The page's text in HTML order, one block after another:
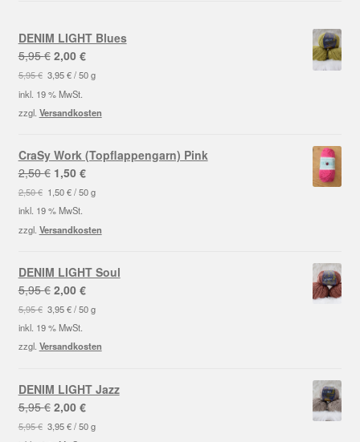
DENIM LIGHT Blues
5,95€ Ursprünglicher
Preis
war:
5,95 €
2,00 €Aktueller
Preis
2,00 €.
5,95€ 3,95€/50 g
inkl. 19 % MwSt.
zzgl. Versandkosten
CraSy Work (Topflappengarn) Pink
2,50€ Ursprünglicher
Preis
war:
2,50 €
1,50 €Aktueller
Preis
1,50 €.
2,50€ 1,50€/50 g
inkl. 19 % MwSt.
zzgl. Versandkosten
DENIM LIGHT Soul
5,95€ Ursprünglicher
Preis
war:
5,95 €
2,00 €Aktueller
Preis
2,00 €.
5,95€ 3,95€/50 g
inkl. 19 % MwSt.
zzgl. Versandkosten
DENIM LIGHT Jazz
5,95€ Ursprünglicher
Preis
2,00 €Aktueller
Preis
5,95€ 3,95€/50 g